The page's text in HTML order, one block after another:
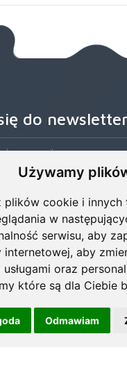
Używamy
cookie i innych
w
serwisu, aby
internetowej, aby
oraz
które są dla Ciebie
Odmawiam
do
naszego Newslettera, aby